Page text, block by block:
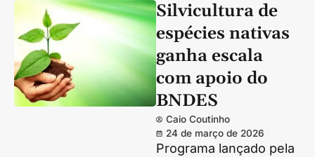
Silvicultura de
espécies nativas
ganha escala
com apoio do
BNDES
Caio Coutinho
24 de março de 2026
Programa lançado pela